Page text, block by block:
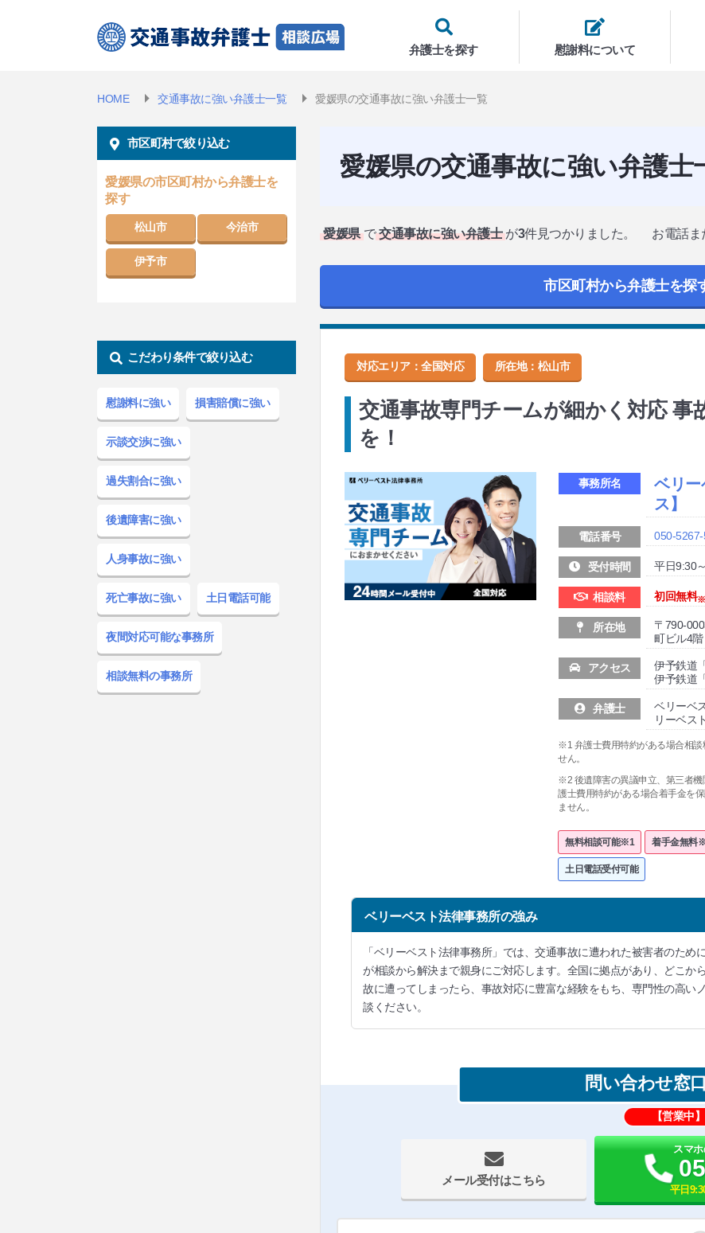
弁護士を探す 慰謝料について
HOME 交通事故に強い弁護士一覧 愛媛県の交通事故に強い弁護士一覧
愛媛県の交通事故に強い弁護士
愛媛県 で 交通事故に強い弁護士 が3件見つかりました。 お電話ま
市区町村から弁護士を探
対応エリア：全国対応 所在地： 松山市
交通事故専門チームが細かく対応 事
を！
事務所名 ベリー
ス】
電話番号 050-
受付時間 平日9:30
相談料 初回無料
所在地
〒790-
町ビル4階
アクセス
伊予鉄道
伊予鉄道
弁護士
ベリーベ
リーベス
※1 弁護士費用特約がある場合相談
せん。
※2 後遺障害の異議申立、第三者
護士費用特約がある場合着手金を
ません。
無料相談可能※1 着手金無料
土日電話受付可能
ベリーベスト法律事務所の強み
「ベリーベスト法律事務所」では、交通事故に遭われた被害者のた
が相談から解決まで親身にご対応します。全国に拠点があり、どこか
故に遭ってしまったら、事故対応に豊富な経験をもち、専門性の高い
談ください。
問い合わせ窓口
メール受付はこちら
【営業中
スマ
平日
市区町村で絞り込む
愛媛県の市区町村から弁護士を
探す
松山市 今治市
伊予市
こだわり条件で絞り込む
慰謝料に強い 損害賠償に強い
示談交渉に強い
過失割合に強い
後遺障害に強い
人身事故に強い
死亡事故に強い 土日電話可能
夜間対応可能な事務所
相談無料の事務所